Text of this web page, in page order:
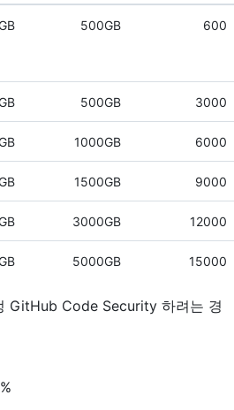
500GB 600
500GB 3000
1000GB 6000
1500GB 9000
3000GB 12000
5000GB 15000
GitHub Code Security 하려는 경